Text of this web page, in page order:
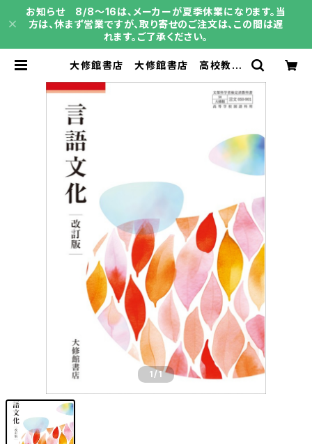
お知らせ 8/8～16は、メーカーが夏季休業になります。当
方は、休まず営業ですが、取り寄せのご注文は、この間は遅
れます。ご了承ください。
大修館書店 大修館書店 高校教科
050-901］ 新品 ISBN：97844
69624229 ISBN-10：B0GV98
ZSR1 SKU：004018324 | 育之
1/1